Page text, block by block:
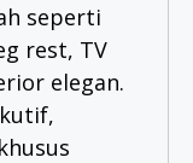
seperti
rest, TV
elegan.